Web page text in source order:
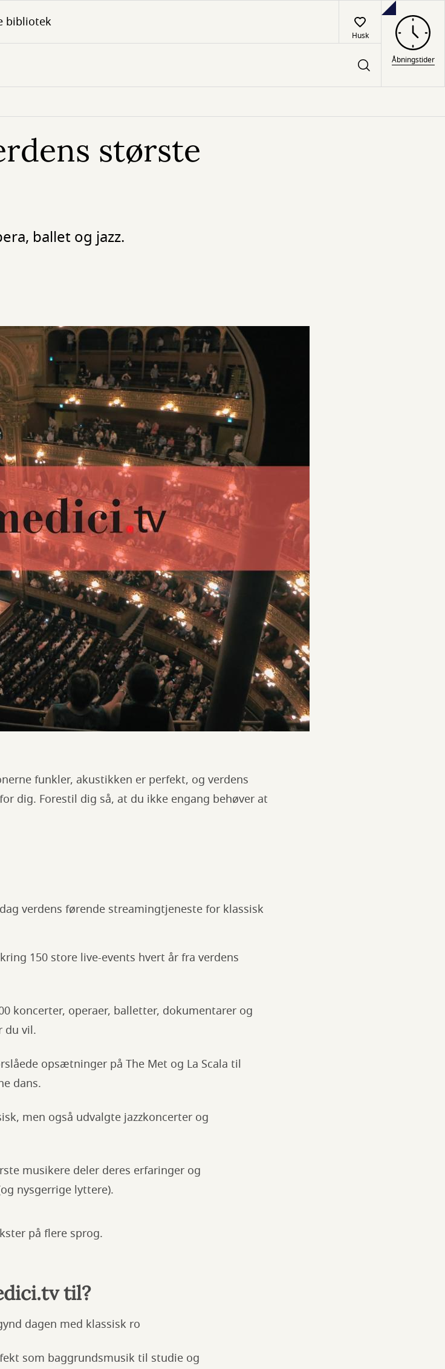
bibliotek
Husk
Åbningstider
største
ballet og jazz.
funkler, akustikken er perfekt, og verdens
dig. Forestil dig så, at du ikke engang behøver at
verdens førende streamingtjeneste for klassisk
150 store live-events hvert år fra verdens
koncerter, operaer, balletter, dokumentarer og
du vil.
opsætninger på The Met og La Scala til
dans.
men også udvalgte jazzkoncerter og
musikere deler deres erfaringer og
nysgerrige lyttere).
på flere sprog.
til?
dagen med klassisk ro
som baggrundsmusik til studie og